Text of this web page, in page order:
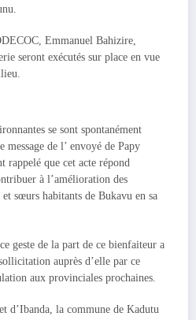
Emmanuel Bahizire,
seront exécutés sur place en vue
se sont spontanément
de l’ envoyé de Papy
rappelé que cet acte répond
à l’amélioration des
sœurs habitants de Bukavu en sa
geste de la part de ce bienfaiteur a
auprès d’elle par ce
aux provinciales prochaines.
d’Ibanda, la commune de Kadutu